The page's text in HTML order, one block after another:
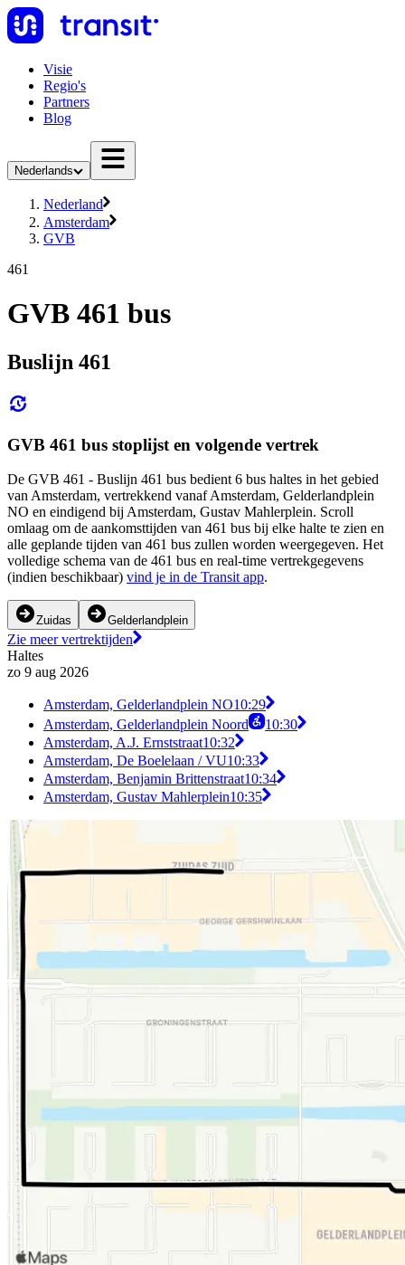
Visie
Regio's
Partners
Blog
Nederlands
Nederland
Amsterdam
GVB
461
GVB 461 bus
Buslijn 461
GVB 461 bus stoplijst en volgende vertrek
De GVB 461 - Buslijn 461 bus bedient 6 bus haltes in het gebied
van Amsterdam, vertrekkend vanaf Amsterdam, Gelderlandplein
NO en eindigend bij Amsterdam, Gustav Mahlerplein. Scroll
omlaag om de aankomsttijden van 461 bus bij elke halte te zien en
alle geplande tijden van 461 bus zullen worden weergegeven. Het
volledige schema van de 461 bus en real-time vertrekgegevens
(indien beschikbaar) vind je in de Transit app.
Zuidas Gelderlandplein
Zie meer vertrektijden
Haltes
zo 9 aug 2026
Amsterdam, Gelderlandplein NO10:29
Amsterdam, Gelderlandplein Noord
10:30
Amsterdam, A.J. Ernststraat10:32
Amsterdam, De Boelelaan / VU10:33
Amsterdam, Benjamin Brittenstraat10:34
Amsterdam, Gustav Mahlerplein10:35